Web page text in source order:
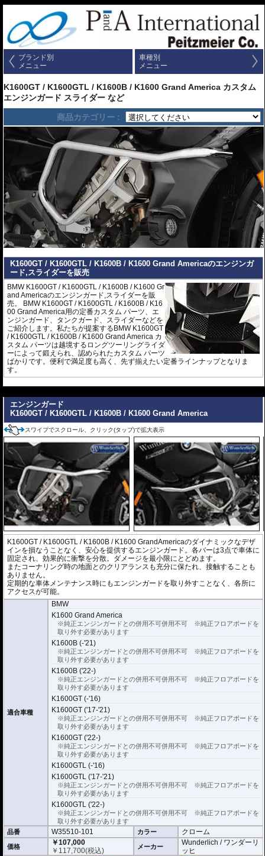
ブランド別
メニュー
車種別
メニュー
K1600GT / K1600GTL / K1600B / K1600 Grand America カスタム
エンジンガード スライダー など
商品カテゴリー :
K1600GT / K1600GTL / K1600B / K1600 Grand Americaのエンジンガ
ード,スライダーを販売
BMW K1600GT / K1600GTL / K1600B / K1600 Gr
and Americaのエンジンガード,スライダーを販
売。 BMW K1600GT / K1600GTL / K1600B / K16
00 Grand America用の定番カスタム パーツ、エ
ンジンガード、タンクガード、スライダーなどを
ご紹介します。私たちが提案するBMW K1600GT
/ K1600GTL / K1600B / K1600 Grand America カ
スタム パーツは越境するロングツーリングライダ
ーによって鍛えられ、認められたカスタム パーツ
ばかりです。便利で満足度も高く、先ず揃えたい定番ラインナップとなりま
す。
エンジンガード
K1600GT / K1600GTL / K1600B / K1600 Grand America
スワイプでスクロール、クリック(タップ)で拡大表示
K1600GT / K1600GTL / K1600B / K1600 GrandAmericaのダイナミックなデザ
インを損なうことなく、安心を提供するエンジンガード。各バーは3点で車体に
固定され、効果的に衝撃を分散。ダメージを最小限にとどめます。
またコーナリング時の地面とのクリアランスも充分に保たれ、接触することも
ありません。
定期的な車体メンテナンス時にもエンジンガードを取り外すことなく、各所に
アクセスが可能。
適合車種
BMW
K1600 Grand America
※純正エンジンガードとの併用不可併用不可 ※純正フロアボードを
取り外す必要があります
K1600B (-'21)
※純正エンジンガードとの併用不可併用不可 ※純正フロアボードを
取り外す必要があります
K1600B ('22-)
※純正エンジンガードとの併用不可併用不可 ※純正フロアボードを
取り外す必要があります
K1600GT (-'16)
K1600GT ('17-'21)
※純正エンジンガードとの併用不可併用不可 ※純正フロアボードを
取り外す必要があります
K1600GT ('22-)
※純正エンジンガードとの併用不可併用不可 ※純正フロアボードを
取り外す必要があります
K1600GTL (-'16)
K1600GTL ('17-'21)
※純正エンジンガードとの併用不可併用不可 ※純正フロアボードを
取り外す必要があります
K1600GTL ('22-)
※純正エンジンガードとの併用不可併用不可 ※純正フロアボードを
取り外す必要があります
品番
W35510-101 カラー クローム
価格
￥107,000
￥ 117,700(税込) メーカー
Wunderlich / ワンダーリ
ッヒ